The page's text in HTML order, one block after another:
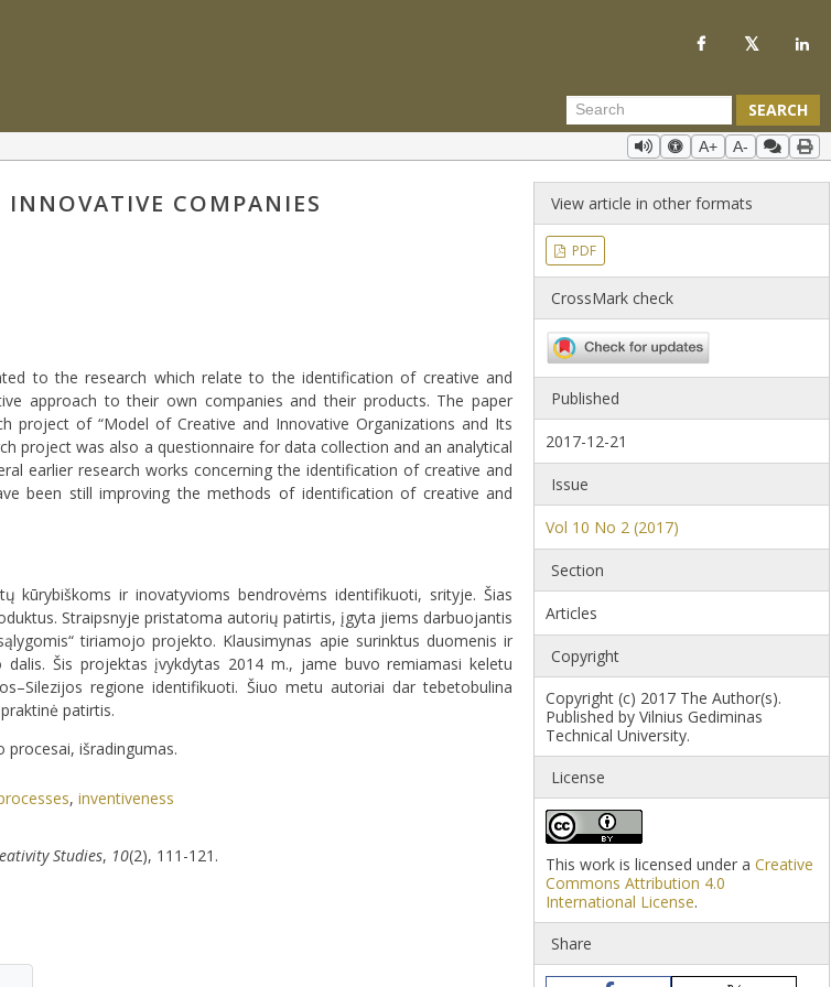
SEARCH
A+ A-
COMPANIES
to the research which relate to the identification of creative and
approach to their own companies and their products. The paper
project of “Model of Creative and Innovative Organizations and Its
project was also a questionnaire for data collection and an analytical
earlier research works concerning the identification of creative and
been still improving the methods of identification of creative and
kūrybiškoms ir inovatyvioms bendrovėms identifikuoti, srityje. Šias
Straipsnyje pristatoma autorių patirtis, įgyta jiems darbuojantis
tiriamojo projekto. Klausimynas apie surinktus duomenis ir
Šis projektas įvykdytas 2014 m., jame buvo remiamasi keletu
regione identifikuoti. Šiuo metu autoriai dar tebetobulina
patirtis.
procesai, išradingumas.
, inventiveness
Studies, 10(2), 111-121.
View article in other formats
PDF
CrossMark check
Published
2017-12-21
Issue
Vol 10 No 2 (2017)
Section
Articles
Copyright
Copyright (c) 2017 The Author(s).
Published by Vilnius Gediminas
Technical University.
License
This work is licensed under aCreative
Commons Attribution 4.0
International License.
Share